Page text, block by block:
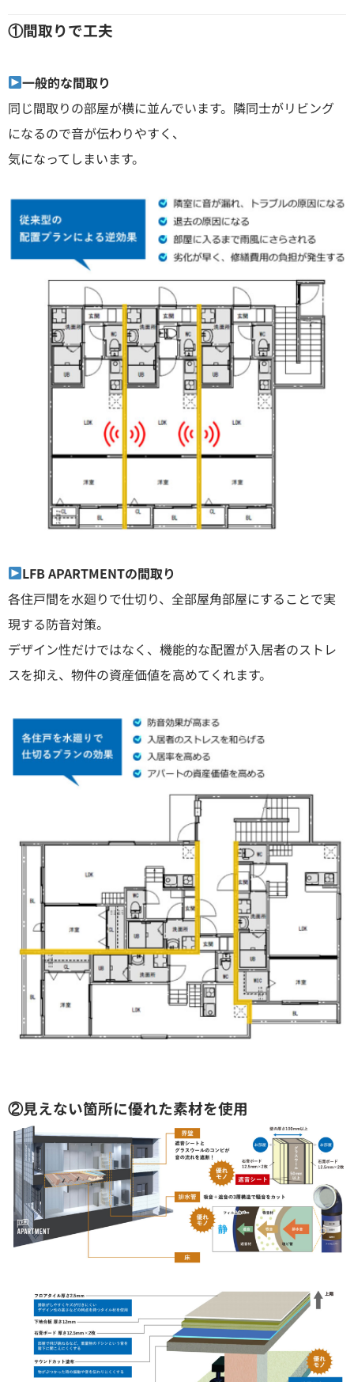
①間取りで工夫
一般的な間取り
同じ間取りの部屋が横に並んでいます。隣同士がリビング
になるので音が伝わりやすく、
気になってしまいます。
LFB APARTMENTの間取り
各住戸間を水廻りで仕切り、全部屋角部屋にすることで実
現する防音対策。
デザイン性だけではなく、機能的な配置が入居者のストレ
スを抑え、物件の資産価値を高めてくれます。
②見えない箇所に優れた素材を使用